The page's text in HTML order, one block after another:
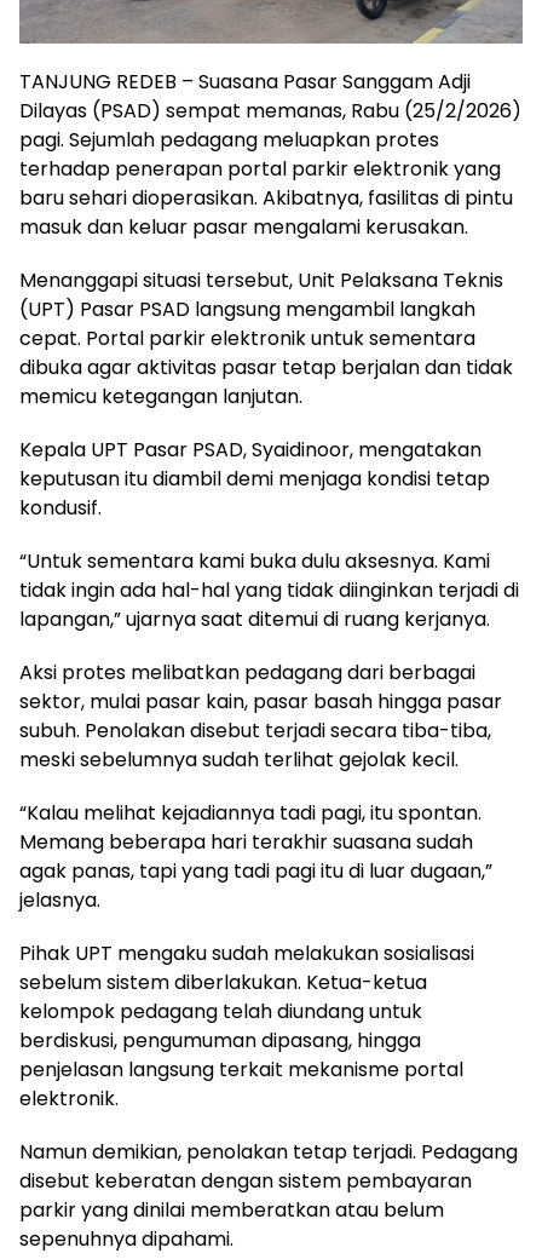
TANJUNG REDEB – Suasana Pasar Sanggam Adji
Dilayas (PSAD) sempat memanas, Rabu (25/2/2026)
pagi. Sejumlah pedagang meluapkan protes
terhadap penerapan portal parkir elektronik yang
baru sehari dioperasikan. Akibatnya, fasilitas di pintu
masuk dan keluar pasar mengalami kerusakan.
Menanggapi situasi tersebut, Unit Pelaksana Teknis
(UPT) Pasar PSAD langsung mengambil langkah
cepat. Portal parkir elektronik untuk sementara
dibuka agar aktivitas pasar tetap berjalan dan tidak
memicu ketegangan lanjutan.
Kepala UPT Pasar PSAD, Syaidinoor, mengatakan
keputusan itu diambil demi menjaga kondisi tetap
kondusif.
“Untuk sementara kami buka dulu aksesnya. Kami
tidak ingin ada hal-hal yang tidak diinginkan terjadi di
lapangan,” ujarnya saat ditemui di ruang kerjanya.
Aksi protes melibatkan pedagang dari berbagai
sektor, mulai pasar kain, pasar basah hingga pasar
subuh. Penolakan disebut terjadi secara tiba-tiba,
meski sebelumnya sudah terlihat gejolak kecil.
“Kalau melihat kejadiannya tadi pagi, itu spontan.
Memang beberapa hari terakhir suasana sudah
agak panas, tapi yang tadi pagi itu di luar dugaan,”
jelasnya.
Pihak UPT mengaku sudah melakukan sosialisasi
sebelum sistem diberlakukan. Ketua-ketua
kelompok pedagang telah diundang untuk
berdiskusi, pengumuman dipasang, hingga
penjelasan langsung terkait mekanisme portal
elektronik.
Namun demikian, penolakan tetap terjadi. Pedagang
disebut keberatan dengan sistem pembayaran
parkir yang dinilai memberatkan atau belum
sepenuhnya dipahami.